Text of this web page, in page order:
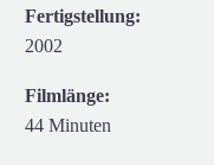
Fertigstellung:
2002
Filmlänge:
44 Minuten